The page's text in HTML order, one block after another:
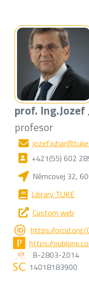
prof. Ing.Jozef
profesor
+421(55) 602
Němcovej 32,
Library TUKE
Custom web
https://
https://
B-2803-2014
14018183900